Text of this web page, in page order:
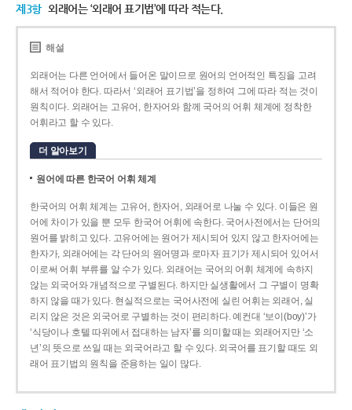
제3항 외래어는 ‘외래어 표기법’에 따라 적는다.
해설
외래어는 다른 언어에서 들어온 말이므로 원어의 언어적인 특징을 고려
해서 적어야 한다. 따라서 ‘외래어 표기법’을 정하여 그에 따라 적는 것이
원칙이다. 외래어는 고유어, 한자어와 함께 국어의 어휘 체계에 정착한
어휘라고 할 수 있다.
더 알아보기
원어에 따른 한국어 어휘 체계
한국어의 어휘 체계는 고유어, 한자어, 외래어로 나눌 수 있다. 이들은 원
어에 차이가 있을 뿐 모두 한국어 어휘에 속한다. 국어사전에서는 단어의
원어를 밝히고 있다. 고유어에는 원어가 제시되어 있지 않고 한자어에는
한자가, 외래어에는 각 단어의 원어명과 로마자 표기가 제시되어 있어서
이로써 어휘 부류를 알 수가 있다. 외래어는 국어의 어휘 체계에 속하지
않는 외국어와 개념적으로 구별된다. 하지만 실생활에서 그 구별이 명확
하지 않을 때가 있다. 현실적으로는 국어사전에 실린 어휘는 외래어, 실
리지 않은 것은 외국어로 구별하는 것이 편리하다. 예컨대 ‘보이(boy)’가
‘식당이나 호텔 따위에서 접대하는 남자’를 의미할 때는 외래어지만 ‘소
년’의 뜻으로 쓰일 때는 외국어라고 할 수 있다. 외국어를 표기할 때도 외
래어 표기법의 원칙을 준용하는 일이 많다.